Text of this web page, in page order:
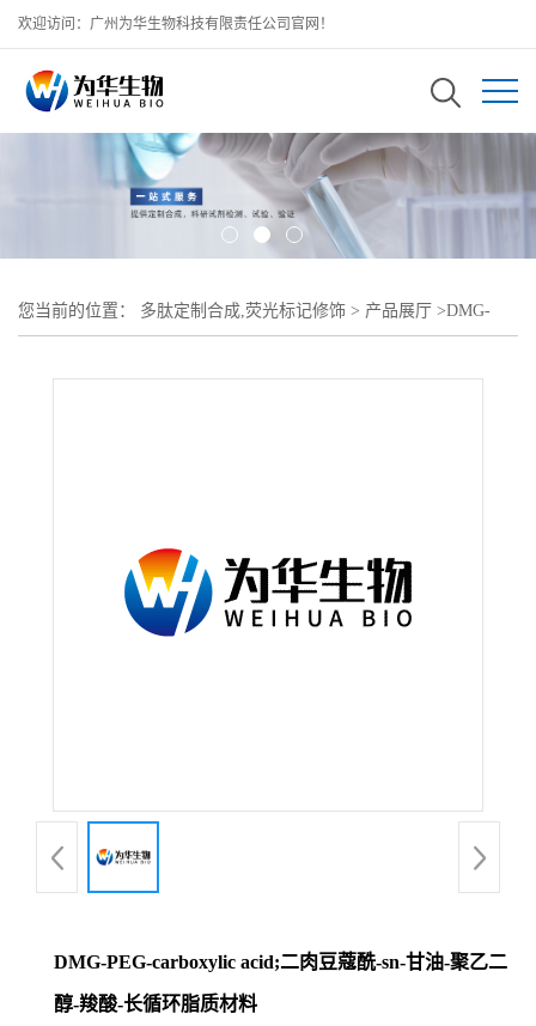
欢迎访问：广州为华生物科技有限责任公司官网！
您当前的位置： 多肽定制合成,荧光标记修饰 > 产品展厅 >DMG-
DMG-PEG-carboxylic acid;二肉豆蔻酰-sn-甘油-聚乙二
醇-羧酸-长循环脂质材料